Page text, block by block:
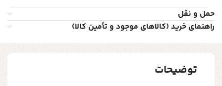
حمل و نقل
راهنمای خرید (کالاهای موجود و تأمین کالا)
توضیحات